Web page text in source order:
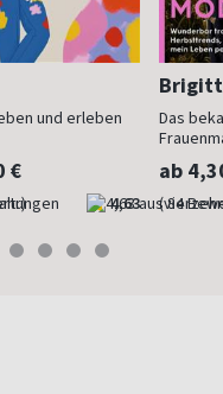
und erleben
€
4,63
Das
ab